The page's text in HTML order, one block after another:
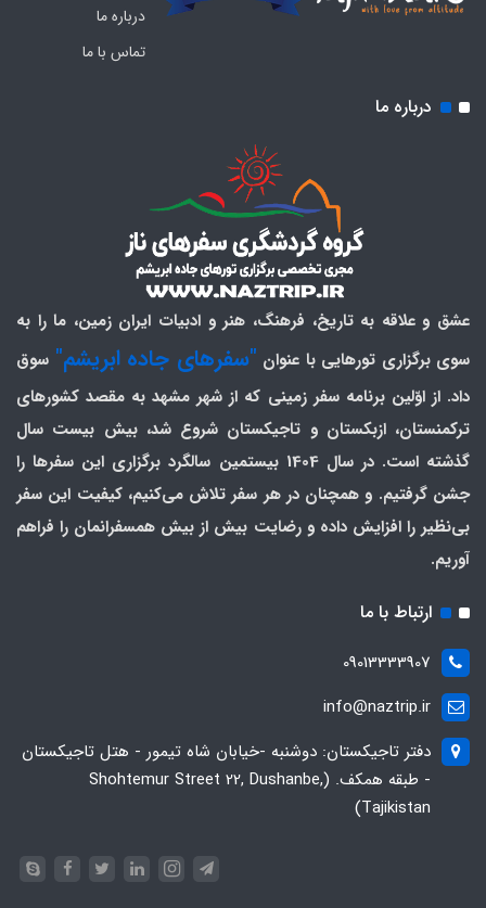
درباره ما
تماس با ما
درباره ما
عشق و علاقه به تاریخ، فرهنگ، هنر و ادبیات ایران زمین، ما را به
سوی برگزاری تورهایی با عنوان "سفرهای جاده ابریشم" سوق
داد. از اوّلین برنامه سفر زمینی که از شهر مشهد به مقصد کشورهای
ترکمنستان، ازبکستان و تاجیکستان شروع شد، بیش بیست سال
گذشته است. در سال 1404 بیستمین سالگرد برگزاری این سفرها را
جشن گرفتیم. و همچنان در هر سفر تلاش می‌کنیم، کیفیت این سفر
بی‌نظیر را افزایش داده و رضایت بیش از بیش همسفرانمان را فراهم
آوریم.
ارتباط با ما
09013333907
info@naztrip.ir
دفتر تاجیکستان: دوشنبه -خیابان شاه تیمور - هتل تاجیکستان
- طبقه همکف. (Shohtemur Street 22, Dushanbe,
Tajikistan)